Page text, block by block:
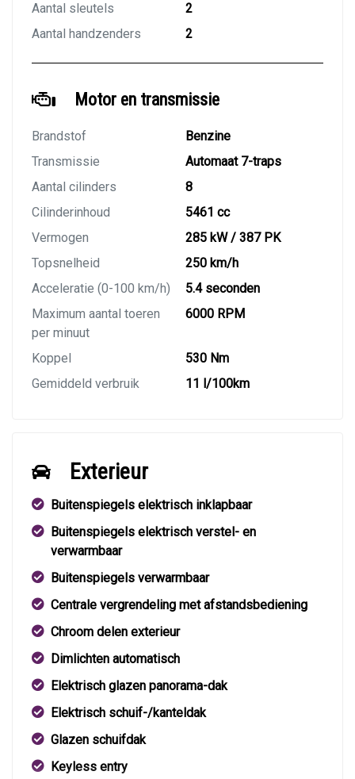
Aantal sleutels
2
Aantal handzenders
2
Motor en transmissie
Brandstof
Benzine
Transmissie
Automaat 7-traps
Aantal cilinders
8
Cilinderinhoud
5461 cc
Vermogen
285 kW / 387 PK
Topsnelheid
250 km/h
Acceleratie (0-100 km/h)
5.4 seconden
Maximum aantal toeren
per minuut
6000 RPM
Koppel
530 Nm
Gemiddeld verbruik
11 l/100km
Exterieur
Buitenspiegels elektrisch inklapbaar
Buitenspiegels elektrisch verstel- en
verwarmbaar
Buitenspiegels verwarmbaar
Centrale vergrendeling met afstandsbediening
Chroom delen exterieur
Dimlichten automatisch
Elektrisch glazen panorama-dak
Elektrisch schuif-/kanteldak
Glazen schuifdak
Keyless entry